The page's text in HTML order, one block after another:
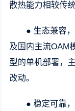
散热能力相较传
● 生态兼容
及国内主流OAM
型的单机部署，
改动。
● 稳定可靠